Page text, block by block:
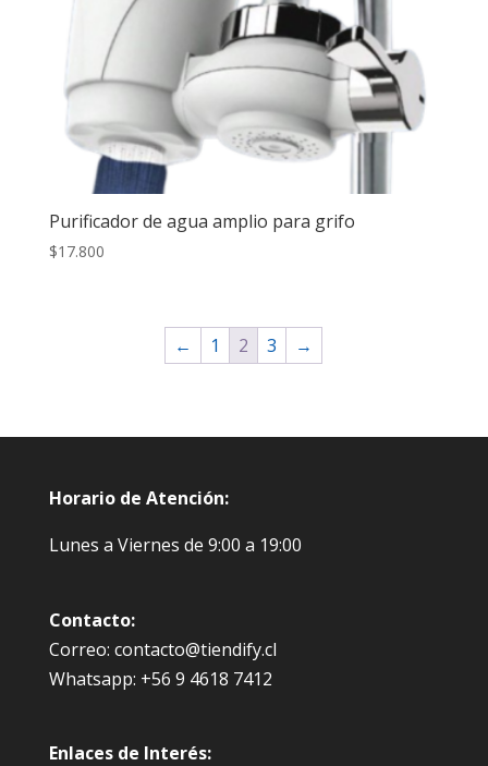
Purificador de agua amplio para grifo
$17.800
← 1 2 3 →
Horario de Atención:
Lunes a Viernes de 9:00 a 19:00
Contacto:
Correo: contacto@tiendify.cl
Whatsapp: +56 9 4618 7412
Enlaces de Interés: